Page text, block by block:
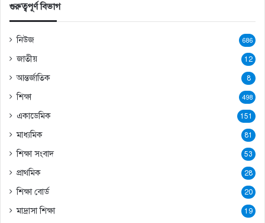
গুরুত্বপূর্ণ বিভাগ
নিউজ 686
জাতীয় 12
আন্তর্জাতিক 8
শিক্ষা 498
একাডেমিক 151
মাধ্যমিক 81
শিক্ষা সংবাদ 53
প্রাথমিক 28
শিক্ষা বোর্ড 20
মাদ্রাসা শিক্ষা 19